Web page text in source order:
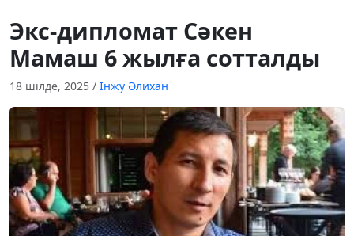
Экс-дипломат Сәкен
Мамаш 6 жылға сотталды
18 шілде, 2025 / Інжу Әлихан